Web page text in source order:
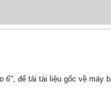
6", để tải tài liệu gốc về máy